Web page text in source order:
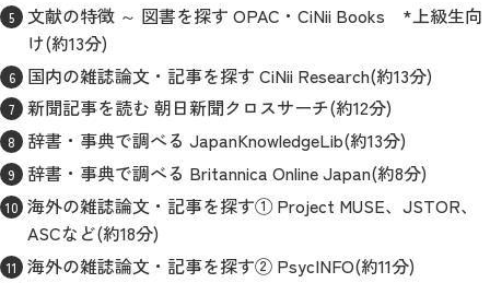
文献の特徴 ～ 図書を探す OPAC・CiNii Books *上級生向
け(約13分)
国内の雑誌論文・記事を探す CiNii Research(約13分)
新聞記事を読む 朝日新聞クロスサーチ(約12分)
辞書・事典で調べる JapanKnowledgeLib(約13分)
辞書・事典で調べる Britannica Online Japan(約8分)
海外の雑誌論文・記事を探す① Project MUSE、JSTOR、
ASCなど(約18分)
海外の雑誌論文・記事を探す② PsycINFO(約11分)